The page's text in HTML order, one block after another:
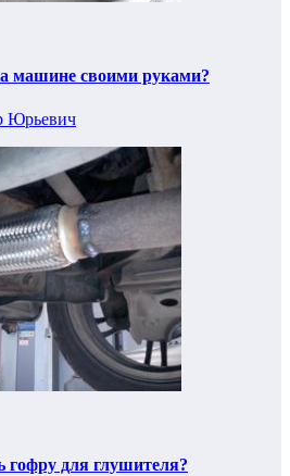
машине своими руками?
Юрьевич
для глушителя?